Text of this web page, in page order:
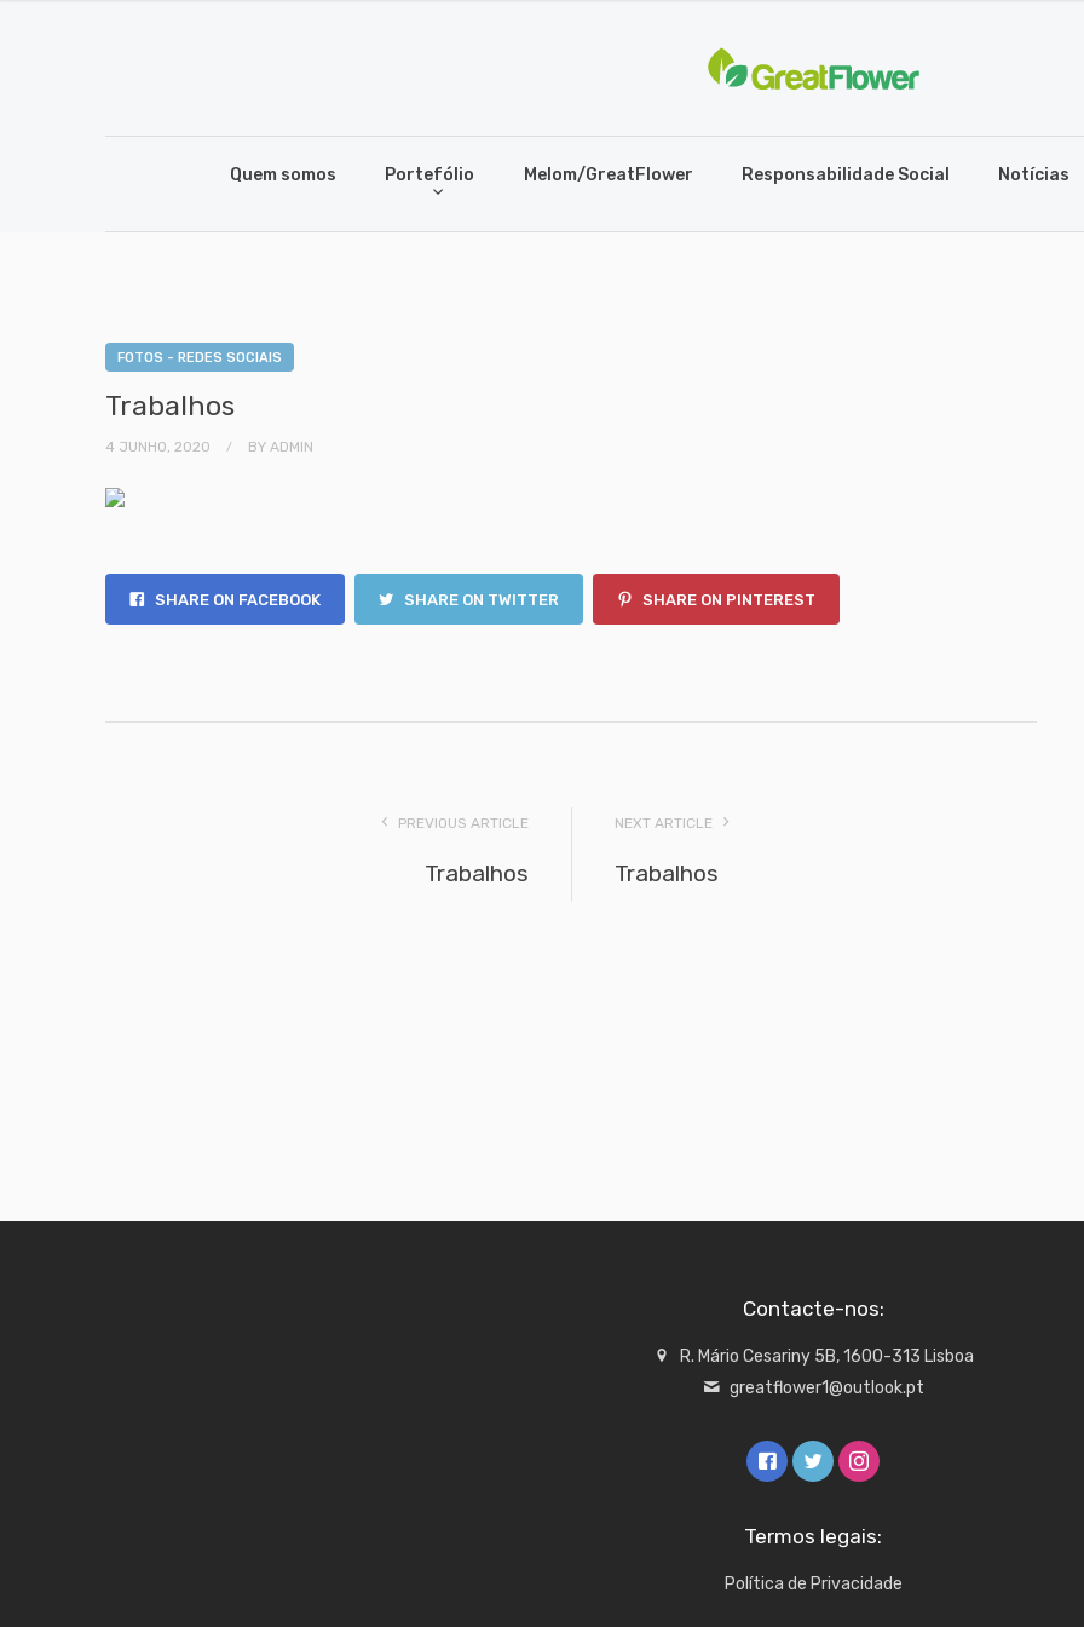
Quem somos Portefólio Melom/GreatFlower Responsabilidade Social Notícias
FOTOS - REDES SOCIAIS
Trabalhos
4 JUNHO, 2020 BY ADMIN
SHARE ON FACEBOOK SHARE ON TWITTER SHARE ON PINTEREST
PREVIOUS ARTICLE
Trabalhos
NEXT ARTICLE
Trabalhos
Contacte-nos:
R. Mário Cesariny 5B, 1600-313 Lisboa
greatflower1@outlook.pt
Termos legais:
Política de Privacidade